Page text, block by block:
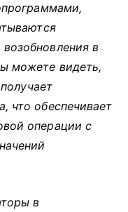
в
можете видеть,
что обеспечивает
операции с
в